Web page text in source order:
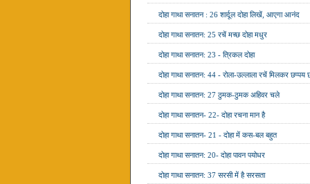
दोहा गाथा सनातन : 26 शार्दूल दोहा लिखें, आएगा आनंद
दोहा गाथा सनातन: 25 रचें मच्छ दोहा मधुर
दोहा गाथा सनातन: 23 - त्रिकल दोहा
दोहा गाथा सनातन: 44 - रोला-उल्लाला रचें मिलकर छप्पय
दोहा गाथा सनातन: 27 ठुमक-ठुमक अहिवर चले
दोहा गाथा सनातन- 22- दोहा रचना मान है
दोहा गाथा सनातन- 21 - दोहा में कस-बल बहुत
दोहा गाथा सनातन: 20- दोहा पावन पयोधर
दोहा गाथा सनातन: 37 सरसी में है सरसता